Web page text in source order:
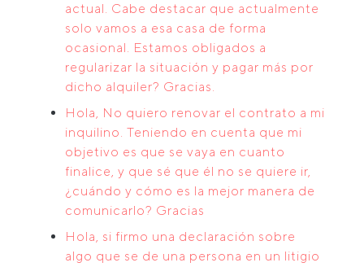
actual. Cabe destacar que actualmente
solo vamos a esa casa de forma
ocasional. Estamos obligados a
regularizar la situación y pagar más por
dicho alquiler? Gracias.
Hola, No quiero renovar el contrato a mi
inquilino. Teniendo en cuenta que mi
objetivo es que se vaya en cuanto
finalice, y que sé que él no se quiere ir,
¿cuándo y cómo es la mejor manera de
comunicarlo? Gracias
Hola, si firmo una declaración sobre
algo que se de una persona en un litigio